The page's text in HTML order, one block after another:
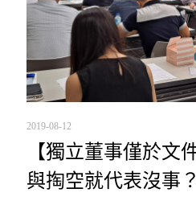
2019-08-12
【獨立董事僅於文
與掏空就代表沒事？